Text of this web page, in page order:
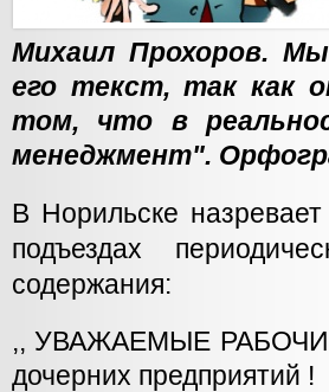
Михаил Прохоров.
его текст, так как
том, что в
менеджмент".
В Норильске
подъездах
содержания:
,, УВАЖАЕМЫЕ
дочерних предприятий !